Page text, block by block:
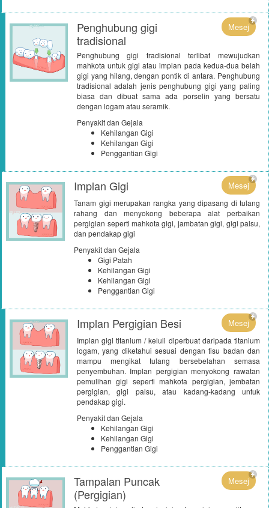
Penghubung gigi
tradisional
Mesej
Penghubung gigi tradisional terlibat mewujudkan
mahkota untuk gigi atau implan pada kedua-dua belah
gigi yang hilang, dengan pontik di antara. Penghubung
tradisional adalah jenis penghubung gigi yang paling
biasa dan dibuat sama ada porselin yang bersatu
dengan logam atau seramik.
Penyakit dan Gejala
Kehilangan Gigi
Kehilangan Gigi
Penggantian Gigi
Implan Gigi Mesej
Tanam gigi merupakan rangka yang dipasang di tulang
rahang dan menyokong beberapa alat perbaikan
pergigian seperti mahkota gigi, jambatan gigi, gigi palsu,
dan pendakap gigi
Penyakit dan Gejala
Gigi Patah
Kehilangan Gigi
Kehilangan Gigi
Penggantian Gigi
Implan Pergigian Besi Mesej
Implan gigi titanium / keluli diperbuat daripada titanium
logam, yang diketahui sesuai dengan tisu badan dan
mampu mengikat tulang bersebelahan semasa
penyembuhan. Implan pergigian menyokong rawatan
pemulihan gigi seperti mahkota pergigian, jembatan
pergigian, gigi palsu, atau kadang-kadang untuk
pendakap gigi.
Penyakit dan Gejala
Kehilangan Gigi
Kehilangan Gigi
Penggantian Gigi
Tampalan Puncak
(Pergigian)
Mesej